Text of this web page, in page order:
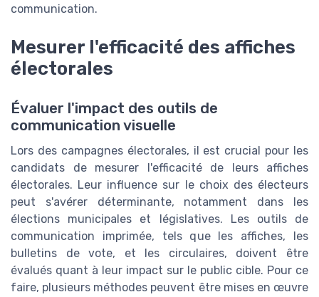
communication.
Mesurer l'efficacité des affiches
électorales
Évaluer l'impact des outils de
communication visuelle
Lors des campagnes électorales, il est crucial pour les
candidats de mesurer l'efficacité de leurs affiches
électorales. Leur influence sur le choix des électeurs
peut s'avérer déterminante, notamment dans les
élections municipales et législatives. Les outils de
communication imprimée, tels que les affiches, les
bulletins de vote, et les circulaires, doivent être
évalués quant à leur impact sur le public cible. Pour ce
faire, plusieurs méthodes peuvent être mises en œuvre